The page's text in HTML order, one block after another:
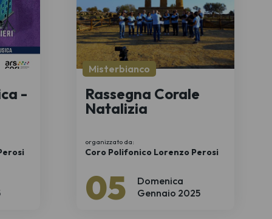
-
Domenica
05 Gennaio 2025
Misterbianco
Rassegna Corale
Natalizia
organizzato da:
Coro Polifonico Lorenzo Perosi